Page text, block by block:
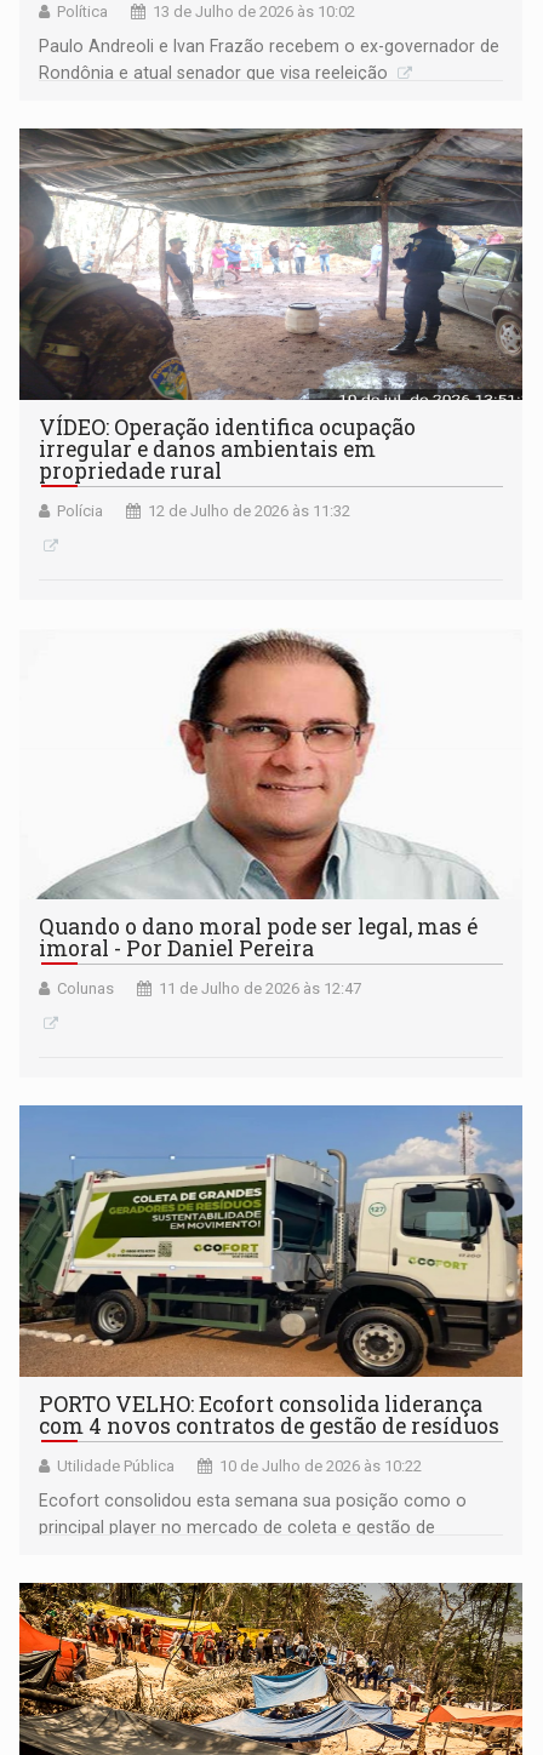
Política 13 de Julho de 2026 às 10:02
Paulo Andreoli e Ivan Frazão recebem o ex-governador de
Rondônia e atual senador que visa reeleição
VÍDEO: Operação identifica ocupação
irregular e danos ambientais em
propriedade rural
Polícia 12 de Julho de 2026 às 11:32
Quando o dano moral pode ser legal, mas é
imoral - Por Daniel Pereira
Colunas 11 de Julho de 2026 às 12:47
PORTO VELHO: Ecofort consolida liderança
com 4 novos contratos de gestão de resíduos
Utilidade Pública 10 de Julho de 2026 às 10:22
Ecofort consolidou esta semana sua posição como o
principal player no mercado de coleta e gestão de